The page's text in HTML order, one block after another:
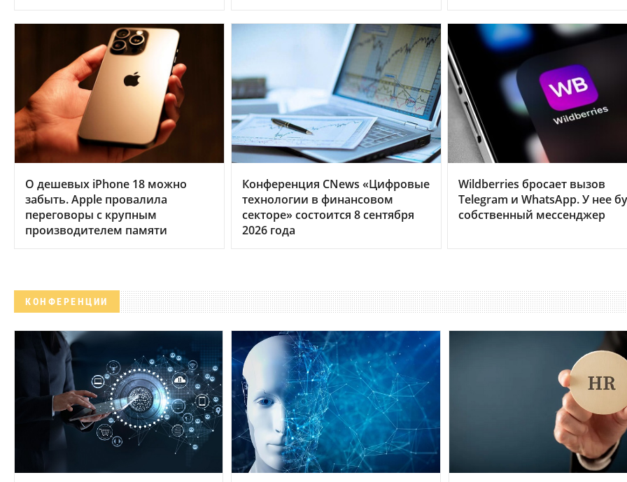
О дешевых iPhone 18 можно
забыть. Apple провалила
переговоры с крупным
производителем памяти
Конференция CNews «Цифровые
технологии в финансовом
секторе» состоится 8 сентября
2026 года
Wildberries бросает вызов
Telegram и WhatsApp. У нее
собственный мессенджер
КОНФЕРЕНЦИИ